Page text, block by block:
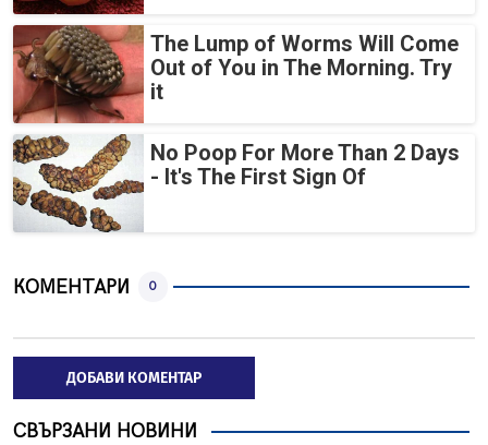
The Lump of Worms Will Come
Out of You in The Morning. Try
it
No Poop For More Than 2 Days
- It's The First Sign Of
КОМЕНТАРИ 0
ДОБАВИ КОМЕНТАР
СВЪРЗАНИ НОВИНИ